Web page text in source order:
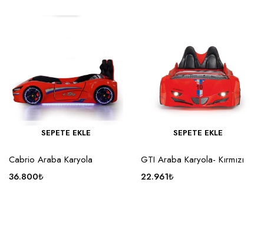
SEPETE EKLE
Cabrio Araba Karyola
36.800₺
SEPETE EKLE
GTI Araba Karyola- Kırmızı
22.961₺